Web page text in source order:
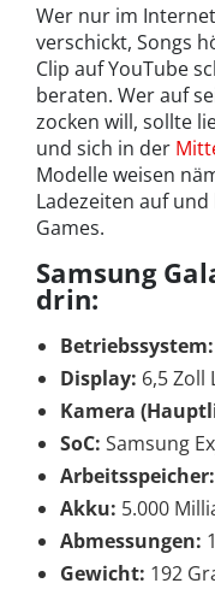
Wer nur im
verschickt, Songs
Clip auf YouTube
beraten. Wer auf
zocken will, sollte
und sich in der
Modelle weisen
Ladezeiten auf
Games.
Samsung
drin:
Betriebssystem:
Display: 6,5 Zoll
Kamera
SoC: Samsung
Arbeitsspeicher:
Akku: 5.000
Abmessungen:
Gewicht: 192